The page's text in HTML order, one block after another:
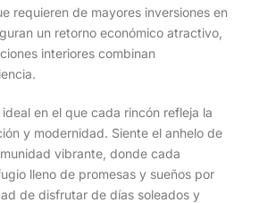
requieren de mayores inversiones en
un retorno económico atractivo,
interiores combinan
en el que cada rincón refleja la
y modernidad. Siente el anhelo de
vibrante, donde cada
lleno de promesas y sueños por
de disfrutar de días soleados y